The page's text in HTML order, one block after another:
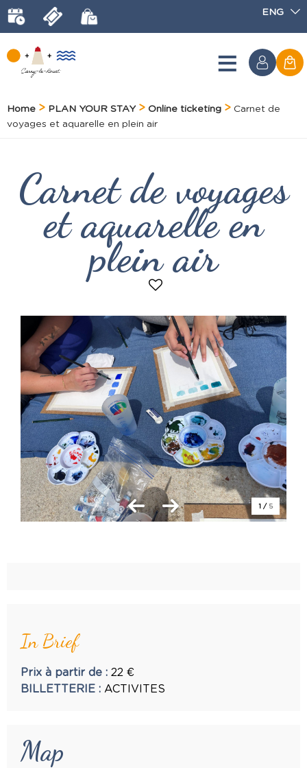
ENG
Home PLAN YOUR STAY Online ticketing
Carnet de
voyages et aquarelle en plein air
Carnet de voyages
et aquarelle en
plein air
1 / 5
In Brief
Prix à partir de : 22 €
BILLETTERIE : ACTIVITES
Map